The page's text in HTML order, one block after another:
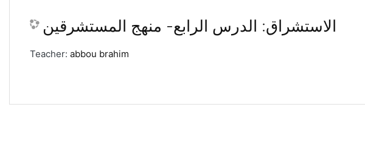
الاستشراق: الدرس الرابع- منهج المستشرقين
Teacher: abbou brahim